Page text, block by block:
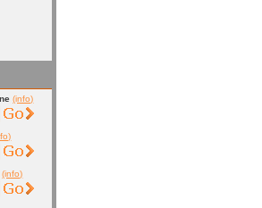
(info)
(info)